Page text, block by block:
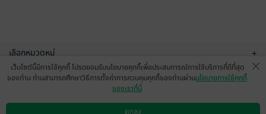
เลือกหมวดหมู่ +
บริการช่วยเหลือ
เว็บไซต์นี้มีการใช้คุกกี้ โปรดยอมรับนโยบายคุกกี้เพื่อประสบการณ์การใช้บริการที่ดีที่สุด
ของท่าน ท่านสามารถศึกษาวิธีการตั้งค่าการควบคุมคุกกี้ของท่านผ่านนโยบายการใช้คุกกี้
ของเราที่นี่
ตกลง